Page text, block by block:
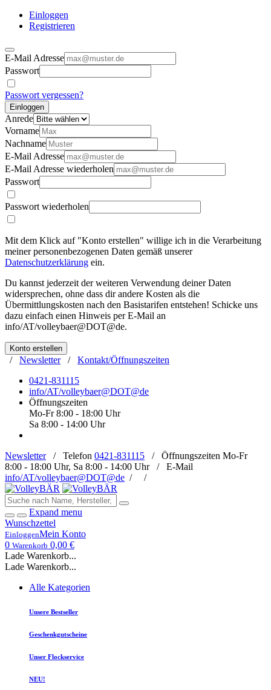
Einloggen
Registrieren
E-Mail Adresse
Passwort
Passwort vergessen?
Einloggen
Anrede
Vorname
Nachname
E-Mail Adresse
E-Mail Adresse wiederholen
Passwort
Passwort wiederholen
Mit dem Klick auf "Konto erstellen" willige ich in die Verarbeitung
meiner personenbezogenen Daten gemäß unserer
Datenschutzerklärung ein.
Du kannst jederzeit der weiteren Verwendung deiner Daten
widersprechen, ohne dass dir andere Kosten als die
Übermittlungskosten nach den Basistarifen entstehen! Schicke uns
dazu einfach einen Hinweis per E-Mail an
info/AT/volleybaer@DOT@de.
Konto erstellen
/ Newsletter/ Kontakt/Öffnungszeiten
0421-831115
info/AT/volleybaer@DOT@de
Öffnungszeiten
Mo-Fr 8:00 - 18:00 Uhr
Sa 8:00 - 14:00 Uhr
Newsletter/ Telefon 0421-831115 / Öffnungszeiten Mo-Fr
8:00 - 18:00 Uhr, Sa 8:00 - 14:00 Uhr / E-Mail
info/AT/volleybaer@DOT@de / /
Expand menu
Wunschzettel
EinloggenMein Konto
0 Warenkorb 0,00 €
Lade Warenkorb...
Lade Warenkorb...
Alle Kategorien
Unsere Bestseller
Geschenkgutscheine
Unser Flockservice
NEU!